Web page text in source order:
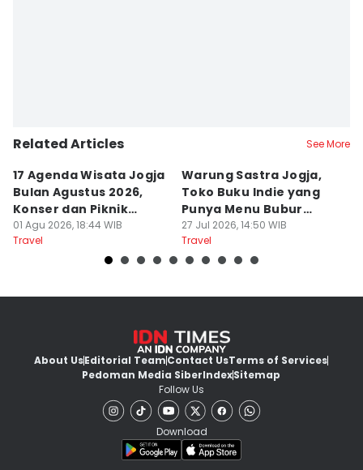
Related Articles See More
17 Agenda Wisata Jogja
Bulan Agustus 2026,
Konser dan Piknik
Literasi
01 Agu 2026, 18:44 WIB
Travel
Warung Sastra Jogja,
Toko Buku Indie yang
Punya Menu Bubur
Manado
27 Jul 2026, 14:50 WIB
Travel
About UsEditorial TeamContact UsTerms of Services
Pedoman Media SiberIndexSitemap
Follow Us
Download